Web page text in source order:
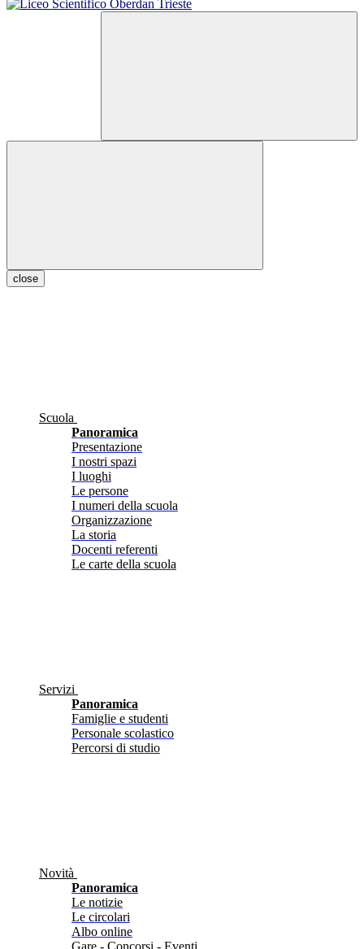
close
Scuola
Panoramica
Presentazione
I nostri spazi
I luoghi
Le persone
I numeri della scuola
Organizzazione
La storia
Docenti referenti
Le carte della scuola
Servizi
Panoramica
Famiglie e studenti
Personale scolastico
Percorsi di studio
Novità
Panoramica
Le notizie
Le circolari
Albo online